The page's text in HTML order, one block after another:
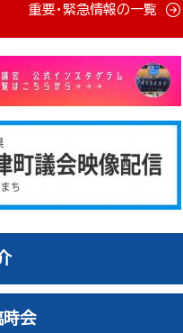
重要・緊急情報の一覧
時会